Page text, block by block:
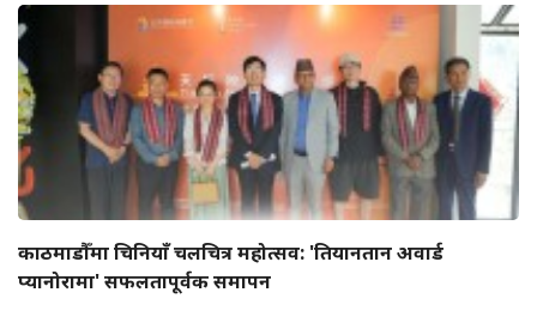
काठमाडौँमा चिनियाँ चलचित्र महोत्सव: 'तियानतान अवार्ड
प्यानोरामा' सफलतापूर्वक समापन